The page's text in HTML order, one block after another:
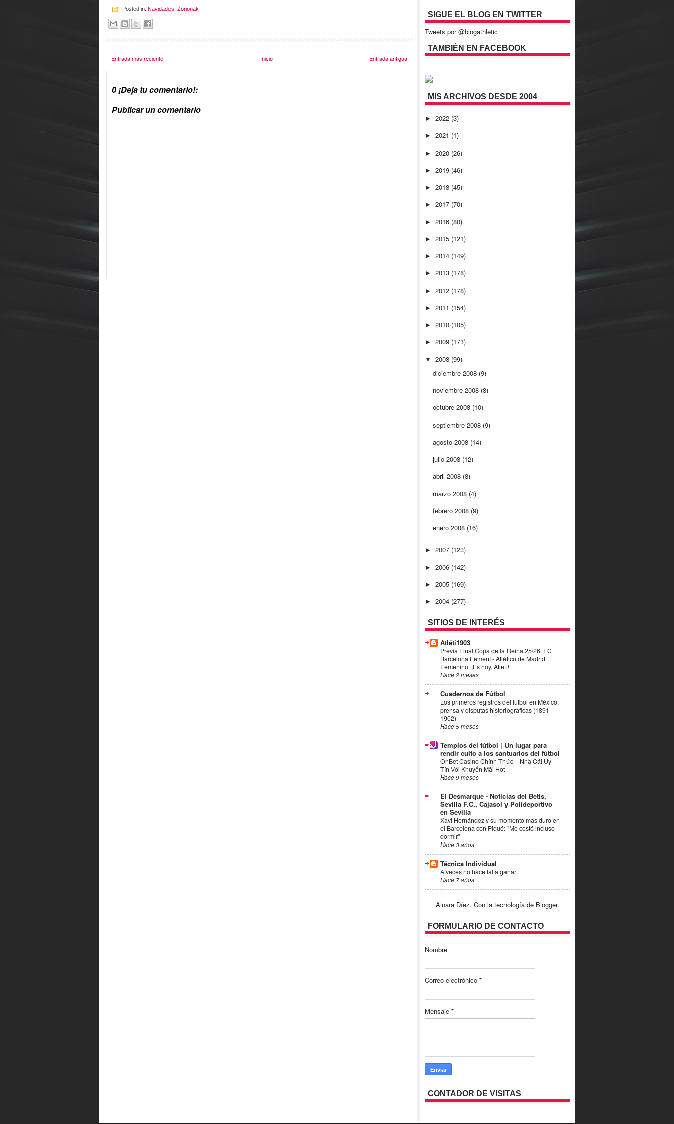
Posted in: Navidades Zorionak
Entrada más reciente Entrada antigua
Inicio
0 ¡Deja tu comentario!:
Publicar un comentario
SIGUE EL BLOG EN TWITTER
Tweets por @blogathletic
TAMBIÉN EN FACEBOOK
MIS ARCHIVOS DESDE 2004
► 2022 (3)
► 2021 (1)
► 2020 (26)
► 2019 (46)
► 2018 (45)
► 2017 (70)
► 2016 (80)
► 2015 (121)
► 2014 (149)
► 2013 (178)
► 2012 (178)
► 2011 (154)
► 2010 (105)
► 2009 (171)
▼ 2008 (99)
diciembre 2008 (9)
noviembre 2008 (8)
octubre 2008 (10)
septiembre 2008 (9)
agosto 2008 (14)
julio 2008 (12)
abril 2008 (8)
marzo 2008 (4)
febrero 2008 (9)
enero 2008 (16)
► 2007 (123)
► 2006 (142)
► 2005 (169)
► 2004 (277)
SITIOS DE INTERÉS
Atléti1903
Previa Final Copa de la Reina 25/26: FC
Barcelona Femení - Atlético de Madrid
Femenino. ¡Es hoy, Atleti!
Hace 2 meses
Cuadernos de Fútbol
Los primeros registros del futbol en México:
prensa y disputas historiográficas (1891-
1902)
Hace 5 meses
Templos del fútbol | Un lugar para
rendir culto a los santuarios del fútbol
OnBet Casino Chính Thức – Nhà Cái Uy
Tín Với Khuyến Mãi Hot
Hace 9 meses
El Desmarque - Noticias del Betis,
Sevilla F.C., Cajasol y Polideportivo
en Sevilla
Xavi Hernández y su momento más duro en
el Barcelona con Piqué: "Me costó incluso
dormir"
Hace 3 años
Técnica Individual
A veces no hace falta ganar
Hace 7 años
Ainara Díez. Con la tecnología de Blogger.
FORMULARIO DE CONTACTO
Nombre
Correo electrónico *
Mensaje *
CONTADOR DE VISITAS